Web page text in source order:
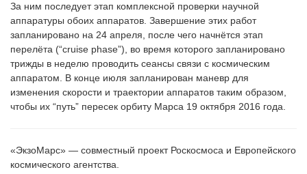
За ним последует этап комплексной проверки научной
аппаратуры обоих аппаратов. Завершение этих работ
запланировано на 24 апреля, после чего начнётся этап
перелёта (“cruise phase”), во время которого запланировано
трижды в неделю проводить сеансы связи с космическим
аппаратом. В конце июля запланирован маневр для
изменения скорости и траектории аппаратов таким образом,
чтобы их “путь” пересек орбиту Марса 19 октября 2016 года.
«ЭкзоМарс» — совместный проект Роскосмоса и Европейского
космического агентства.